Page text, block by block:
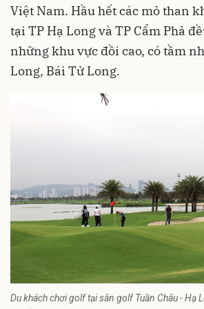
Việt Nam. Hầu hết các mỏ than
tại TP Hạ Long và TP Cẩm Phả
những khu vực đồi cao, có tầm
Long, Bái Tử Long.
Du khách chơi golf tại sân golf Tuần Châu - Hạ